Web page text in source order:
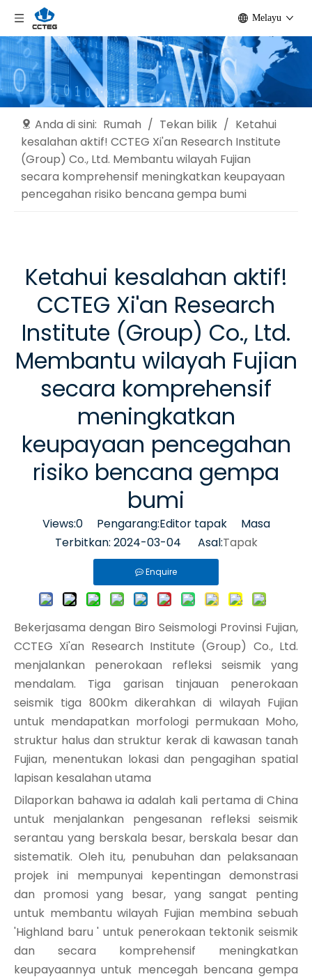
Melayu
Anda di sini: Rumah / Tekan bilik / Ketahui
kesalahan aktif! CCTEG Xi'an Research Institute
(Group) Co., Ltd. Membantu wilayah Fujian
secara komprehensif meningkatkan keupayaan
pencegahan risiko bencana gempa bumi
Ketahui kesalahan aktif!
CCTEG Xi'an Research
Institute (Group) Co., Ltd.
Membantu wilayah Fujian
secara komprehensif
meningkatkan
keupayaan pencegahan
risiko bencana gempa
bumi
Views:0Pengarang:Editor tapak Masa
Terbitkan: 2024-03-04 Asal:Tapak
Enquire
Bekerjasama dengan Biro Seismologi Provinsi Fujian,
CCTEG Xi'an Research Institute (Group) Co., Ltd.
menjalankan penerokaan refleksi seismik yang
mendalam. Tiga garisan tinjauan penerokaan
seismik tiga 800km dikerahkan di wilayah Fujian
untuk mendapatkan morfologi permukaan Moho,
struktur halus dan struktur kerak di kawasan tanah
Fujian, menentukan lokasi dan pengagihan spatial
lapisan kesalahan utama
Dilaporkan bahawa ia adalah kali pertama di China
untuk menjalankan pengesanan refleksi seismik
serantau yang berskala besar, berskala besar dan
sistematik. Oleh itu, penubuhan dan pelaksanaan
projek ini mempunyai kepentingan demonstrasi
dan promosi yang besar, yang sangat penting
untuk membantu wilayah Fujian membina sebuah
'Highland baru ' untuk penerokaan tektonik seismik
dan secara komprehensif meningkatkan
keupayaannya untuk mencegah bencana gempa